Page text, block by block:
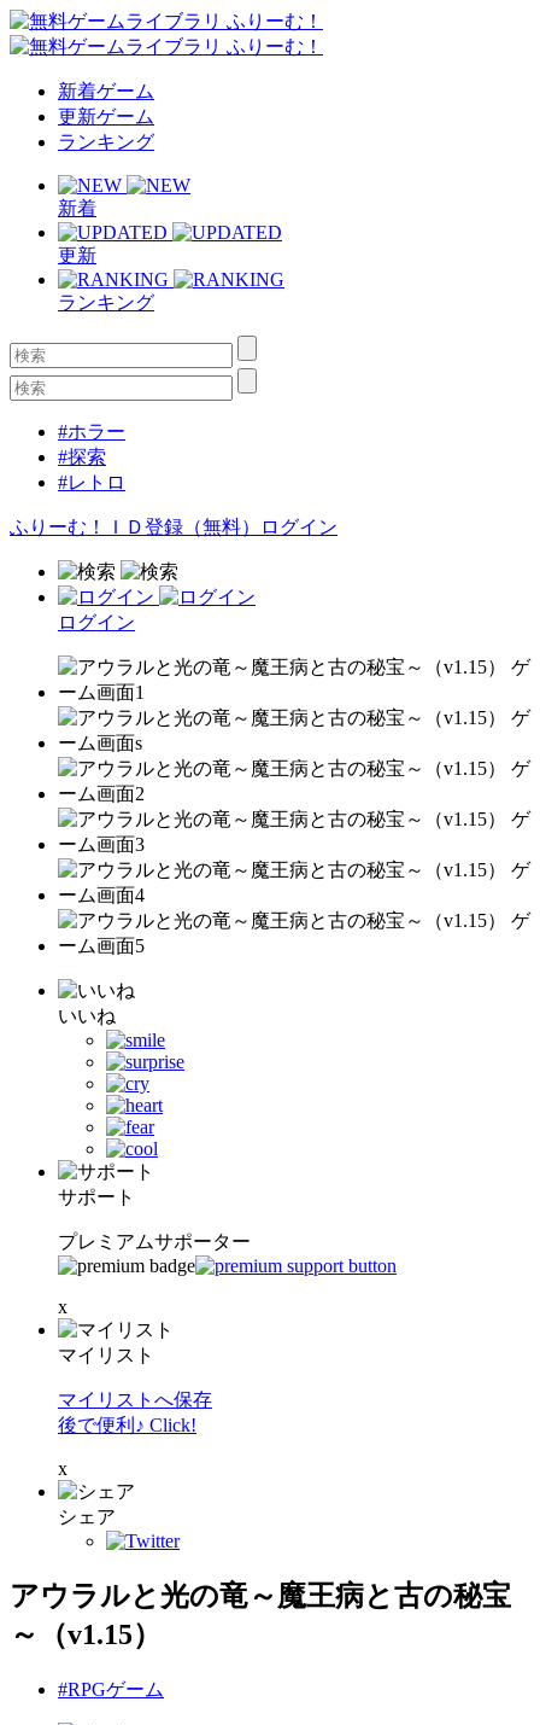
新着ゲーム
更新ゲーム
ランキング
新着
更新
ランキング
#ホラー
#探索
#レトロ
ふりーむ！ＩＤ登録（無料） ログイン
ログイン
いいね
サポート
プレミアムサポーター
x
マイリスト
マイリストへ保存
後で便利♪ Click!
x
シェア
アウラルと光の竜～魔王病と古の秘宝
～（v1.15）
#RPGゲーム